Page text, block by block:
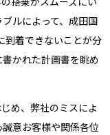
ルによって、成田国
到着できないことが分
かれた計画書を眺め
め、弊社のミスによ
意お客様や関係各位